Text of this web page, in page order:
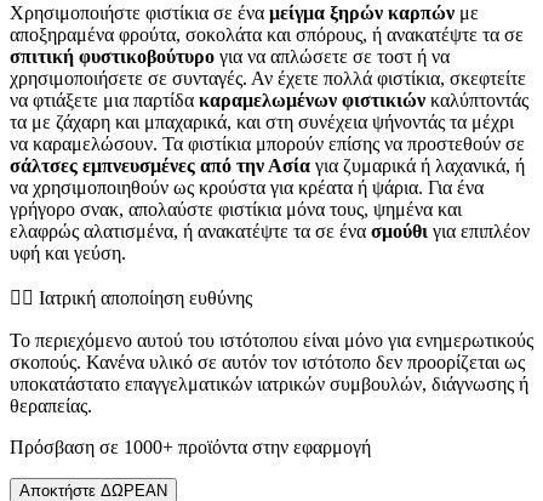
Χρησιμοποιήστε φιστίκια σε ένα μείγμα ξηρών καρπών με
αποξηραμένα φρούτα, σοκολάτα και σπόρους, ή ανακατέψτε τα σε
σπιτική φυστικοβούτυρο για να απλώσετε σε τοστ ή να
χρησιμοποιήσετε σε συνταγές. Αν έχετε πολλά φιστίκια, σκεφτείτε
να φτιάξετε μια παρτίδα καραμελωμένων φιστικιών καλύπτοντάς
τα με ζάχαρη και μπαχαρικά, και στη συνέχεια ψήνοντάς τα μέχρι
να καραμελώσουν. Τα φιστίκια μπορούν επίσης να προστεθούν σε
σάλτσες εμπνευσμένες από την Ασία για ζυμαρικά ή λαχανικά, ή
να χρησιμοποιηθούν ως κρούστα για κρέατα ή ψάρια. Για ένα
γρήγορο σνακ, απολαύστε φιστίκια μόνα τους, ψημένα και
ελαφρώς αλατισμένα, ή ανακατέψτε τα σε ένα σμούθι για επιπλέον
υφή και γεύση.
👨‍⚕️️ Ιατρική αποποίηση ευθύνης
Το περιεχόμενο αυτού του ιστότοπου είναι μόνο για ενημερωτικούς
σκοπούς. Κανένα υλικό σε αυτόν τον ιστότοπο δεν προορίζεται ως
υποκατάστατο επαγγελματικών ιατρικών συμβουλών, διάγνωσης ή
θεραπείας.
Πρόσβαση σε 1000+ προϊόντα στην εφαρμογή
Αποκτήστε ΔΩΡΕΑΝ